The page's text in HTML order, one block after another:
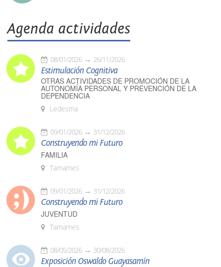
Agenda actividades
08/01/2026 26/11/2026
Estimulación Cognitiva
OTRAS ACTIVIDADES DE PROMOCIÓN DE LA
AUTONOMÍA PERSONAL Y PREVENCIÓN DE LA
DEPENDENCIA
Ledesma
09/01/2026 31/12/2026
Construyendo mi Futuro
FAMILIA
Tamames
09/01/2026 31/12/2026
Construyendo mi Futuro
JUVENTUD
Tamames
08/05/2026 30/08/2026
Exposición Oswaldo Guayasamín